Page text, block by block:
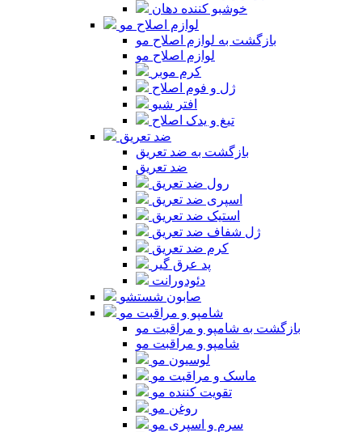
خوشبو کننده دهان
لوازم اصلاح مو
بازگشت به لوازم اصلاح مو
لوازم اصلاح مو
کرم موبر
ژل و فوم اصلاح
افتر شیو
تیغ و یدک اصلاح
ضد تعریق
بازگشت به ضد تعریق
ضد تعریق
رول ضد تعریق
اسپری ضد تعریق
استیک ضد تعریق
ژل شفاف ضد تعریق
کرم ضد تعریق
پد عرق گیر
دئودورانت
صابون شستشو
شامپو و مراقبت مو
بازگشت به شامپو و مراقبت مو
شامپو و مراقبت مو
لوسیون مو
ماسک و مراقبت مو
تقویت کننده مو
روغن مو
سرم و اسپری مو